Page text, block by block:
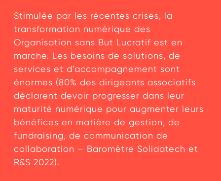
Stimulée par les récentes crises, la
transformation numérique des
Organisation sans But Lucratif est en
marche. Les besoins de solutions, de
services et d’accompagnement sont
énormes (80% des dirigeants associatifs
déclarent devoir progresser dans leur
maturité numérique pour augmenter leurs
bénéfices en matière de gestion, de
fundraising, de communication de
collaboration – Baromètre Solidatech et
R&S 2022).